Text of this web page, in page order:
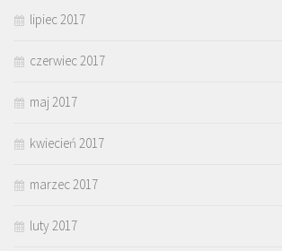
lipiec 2017
czerwiec 2017
maj 2017
kwiecień 2017
marzec 2017
luty 2017